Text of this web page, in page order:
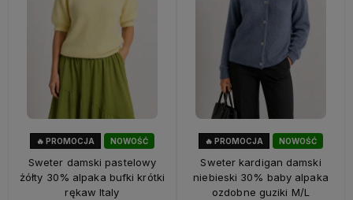
NOWOŚĆ
🔥 PROMOCJA
Sweter damski pastelowy
żółty 30% alpaka bufki krótki
rękaw Italy
NOWOŚĆ
🔥 PROMOCJA
Sweter kardigan damski
niebieski 30% baby alpaka
ozdobne guziki M/L